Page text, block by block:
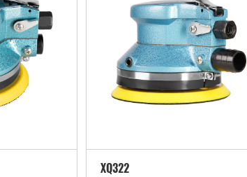
XQ322